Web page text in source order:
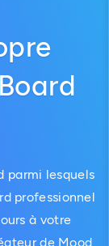
parmi lesquels
professionnel
à votre
de Mood